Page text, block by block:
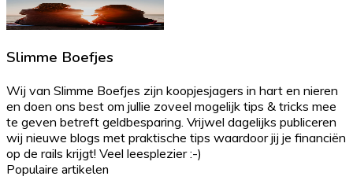
Slimme Boefjes
Wij van Slimme Boefjes zijn koopjesjagers in hart en nieren
en doen ons best om jullie zoveel mogelijk tips & tricks mee
te geven betreft geldbesparing. Vrijwel dagelijks publiceren
wij nieuwe blogs met praktische tips waardoor jij je financiën
op de rails krijgt! Veel leesplezier :-)
Populaire artikelen